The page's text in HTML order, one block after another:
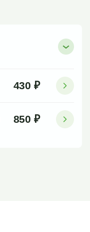
430 ₽
850 ₽